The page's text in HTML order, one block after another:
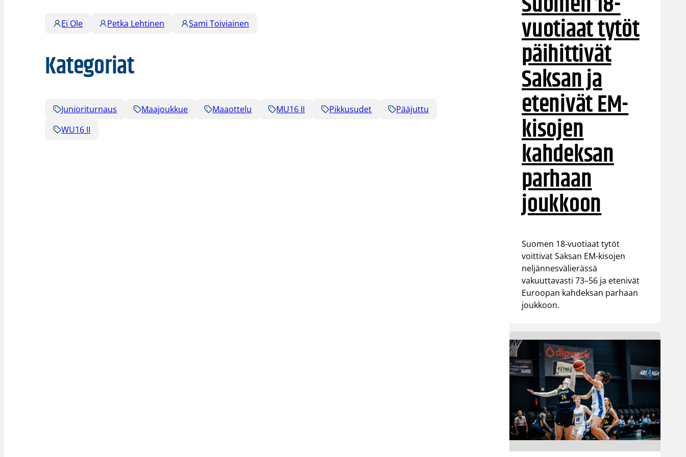
Ei Ole Petka Lehtinen Sami Toiviainen
Kategoriat
Junioriturnaus Maajoukkue Maaottelu MU16 II Pikkusudet
Pääjuttu
WU16 II
vuotiaat tytöt
päihittivät
Saksan ja
etenivät EM-
kisojen
kahdeksan
parhaan
joukkoon
Suomen 18-vuotiaat tytöt
voittivat Saksan EM-kisojen
neljännesvälierässä
vakuuttavasti 73–56 ja etenivät
Euroopan kahdeksan parhaan
joukkoon.